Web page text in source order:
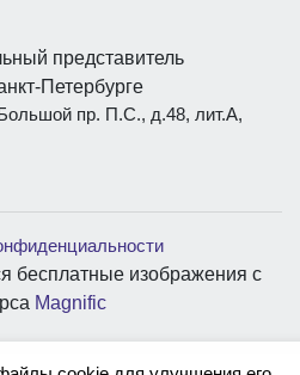
представитель
Петербурге
пр. П.С., д.48, лит.А,
бесплатные изображения с
Magnific